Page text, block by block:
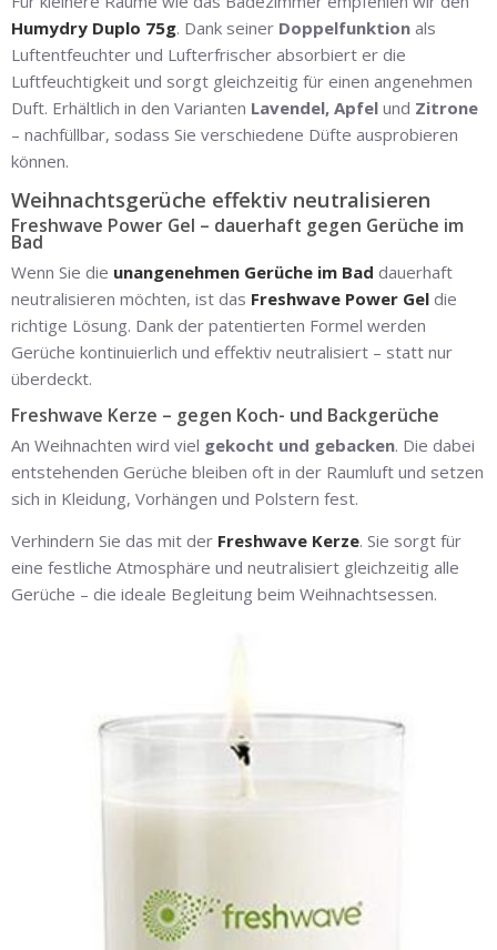
Humydry Duplo 75g. Dank seiner Doppelfunktion als
Luftentfeuchter und Lufterfrischer absorbiert er die
Luftfeuchtigkeit und sorgt gleichzeitig für einen angenehmen
Duft. Erhältlich in den Varianten Lavendel, Apfel und Zitrone
– nachfüllbar, sodass Sie verschiedene Düfte ausprobieren
können.
Weihnachtsgerüche effektiv neutralisieren
Freshwave Power Gel – dauerhaft gegen Gerüche im
Bad
Wenn Sie die unangenehmen Gerüche im Bad dauerhaft
neutralisieren möchten, ist das Freshwave Power Gel die
richtige Lösung. Dank der patentierten Formel werden
Gerüche kontinuierlich und effektiv neutralisiert – statt nur
überdeckt.
Freshwave Kerze – gegen Koch- und Backgerüche
An Weihnachten wird viel gekocht und gebacken. Die dabei
entstehenden Gerüche bleiben oft in der Raumluft und setzen
sich in Kleidung, Vorhängen und Polstern fest.
Verhindern Sie das mit der Freshwave Kerze. Sie sorgt für
eine festliche Atmosphäre und neutralisiert gleichzeitig alle
Gerüche – die ideale Begleitung beim Weihnachtsessen.